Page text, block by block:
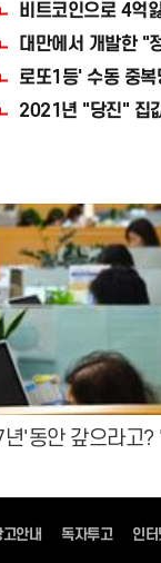
비트코인으로 4억
대만에서 개발한 "
로또1등' 수동 중
2021년 "당진" 집
년'동안 갚으라고?
고안내 독자투고 인